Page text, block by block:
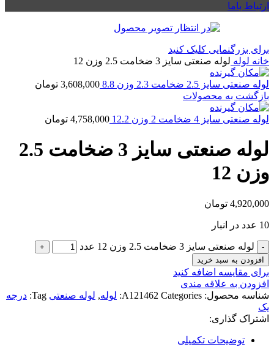
ارتباط باما
برای بزرگنمایی کلیک کنید
خانه لوله لوله صنعتی سایز 3 ضخامت 2.5 وزن 12
لوله صنعتی سایز 2.5 ضخامت 2.3 وزن 8.8 3,608,000 تومان
بازگشت به محصولات
لوله صنعتی سایز 4 ضخامت 2 وزن 12.2 4,758,000 تومان
لوله صنعتی سایز 3 ضخامت 2.5
وزن 12
4,920,000 تومان
10 عدد در انبار
لوله صنعتی سایز 3 ضخامت 2.5 وزن 12 عدد
افزودن به سبد خرید
برای مقایسه اضافه کنید
افزودن به علاقه مندی
شناسه محصول:
A121462 Categories: لوله, لوله صنعتی Tag: درجه
یک
اشتراک گذاری:
توضیحات تکمیلی